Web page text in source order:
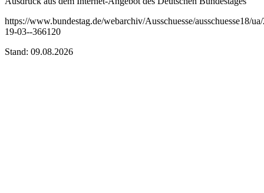
https://www.bundestag.de/webarchiv/Ausschuesse/ausschuesse18/
19-03--366120
Stand: 09.08.2026